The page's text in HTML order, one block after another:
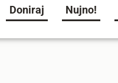
Doniraj Nujno!